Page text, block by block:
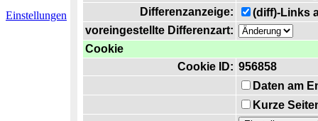
Einstellungen
Differenzanzeige:
(diff)-Links
voreingestellte Differenzart:
Cookie
Cookie ID: 956858
Daten am
Kurze